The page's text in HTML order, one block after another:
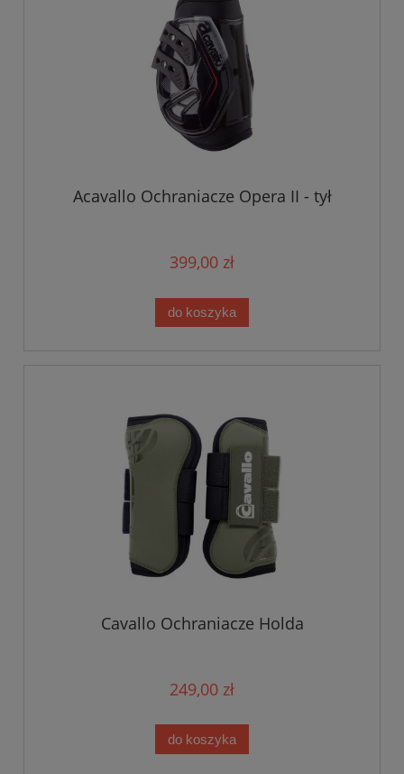
Acavallo Ochraniacze Opera II - tył
399,00 zł
do koszyka
Cavallo Ochraniacze Holda
249,00 zł
do koszyka